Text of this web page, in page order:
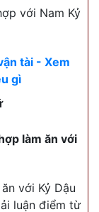
với Nam Kỷ
tài - Xem
gì
làm ăn với
với Kỷ Dậu
luận điểm từ